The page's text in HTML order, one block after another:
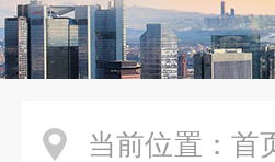
当前位置： 首